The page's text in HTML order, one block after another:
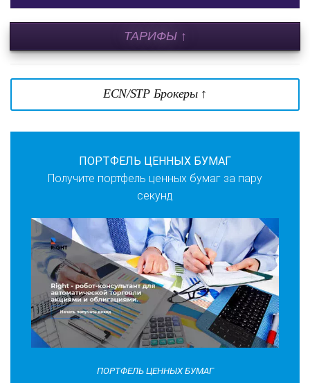
ТАРИФЫ ↑
ECN/STP Брокеры ↑
ПОРТФЕЛЬ ЦЕННЫХ БУМАГ
Получите портфель ценных бумаг за пару
секунд
ПОРТФЕЛЬ ЦЕННЫХ БУМАГ